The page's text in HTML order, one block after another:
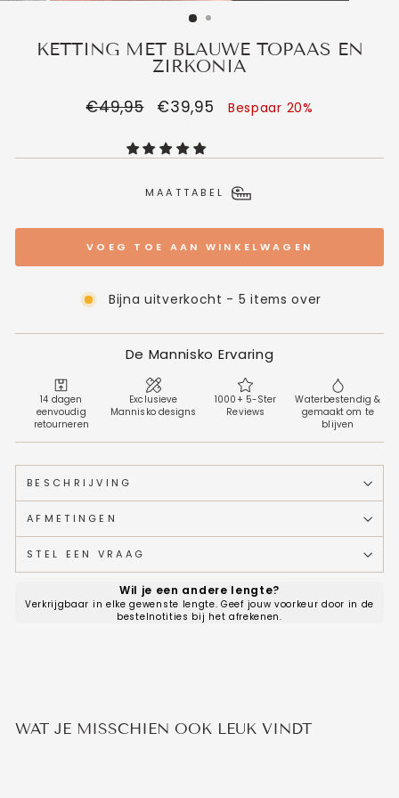
KETTING MET BLAUWE TOPAAS EN
ZIRKONIA
Normale
€49,95 Verkoopprijs
€39,95 Bespaar 20%
MAATTABEL
VOEG TOE AAN WINKELWAGEN
Bijna uitverkocht - 5 items over
De Mannisko Ervaring
14 dagen
eenvoudig
retourneren
Exclusieve
Mannisko designs
1000+ 5-Ster
Reviews
Waterbestendig &
gemaakt om te
blijven
BESCHRIJVING
AFMETINGEN
STEL EEN VRAAG
Wil je een andere lengte?
Verkrijgbaar in elke gewenste lengte. Geef jouw voorkeur door in de
bestelnotities bij het afrekenen.
WAT JE MISSCHIEN OOK LEUK VINDT